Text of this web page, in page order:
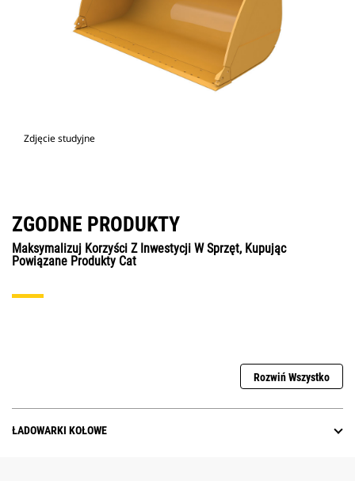
Zdjęcie studyjne
ZGODNE PRODUKTY
Maksymalizuj Korzyści Z Inwestycji W Sprzęt, Kupując
Powiązane Produkty Cat
Rozwiń Wszystko
ŁADOWARKI KOŁOWE